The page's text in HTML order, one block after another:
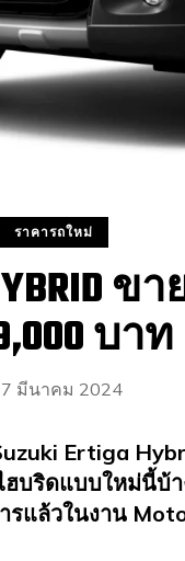
ราคารถใหม่
บาท
มีนาคม 2024
Ertiga
บริดแบบใหม่นี้บ้
รแล้วในงาน